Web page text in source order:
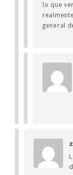
lo que
general